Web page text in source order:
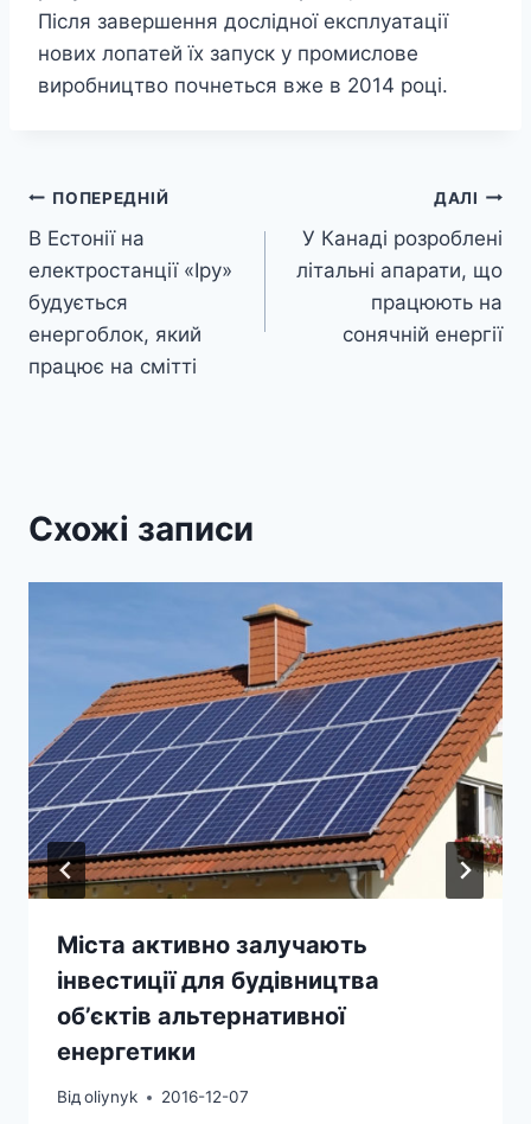
Після завершення дослідної експлуатації
нових лопатей їх запуск у промислове
виробництво почнеться вже в 2014 році.
Навігація
записів
ПОПЕРЕДНІЙ
В Естонії на
електростанції «Іру»
будується
енергоблок, який
працює на смітті
ДАЛІ
У Канаді розроблені
літальні апарати, що
працюють на
сонячній енергії
Схожі записи
Міста активно залучають
інвестиції для будівництва
об’єктів альтернативної
енергетики
Відoliynyk 2016-12-07